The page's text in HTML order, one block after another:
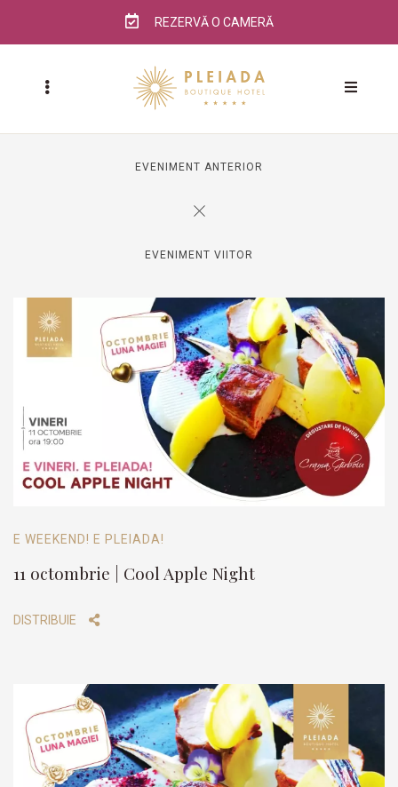
REZERVĂ O CAMERĂ
EVENIMENT ANTERIOR
EVENIMENT VIITOR
E WEEKEND! E PLEIADA!
11 octombrie | Cool Apple Night
DISTRIBUIE